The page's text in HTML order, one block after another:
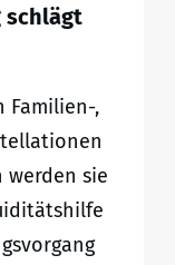
schlägt
Familien-,
werden sie